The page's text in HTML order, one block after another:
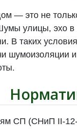
— это не
улицы, эхо в
В таких
шумоизоляции
СП (СНиП II-